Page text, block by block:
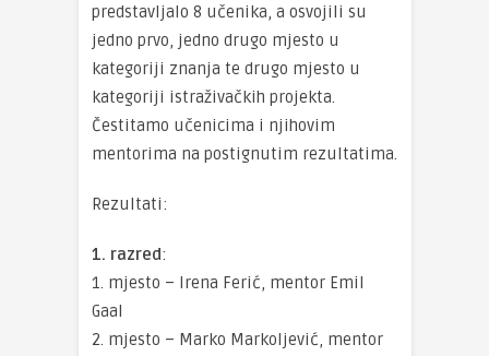
predstavljalo 8 učenika, a osvojili su
jedno prvo, jedno drugo mjesto u
kategoriji znanja te drugo mjesto u
kategoriji istraživačkih projekta.
Čestitamo učenicima i njihovim
mentorima na postignutim rezultatima.
Rezultati:
1. razred:
1. mjesto – Irena Ferić, mentor Emil
Gaal
2. mjesto – Marko Markoljević, mentor